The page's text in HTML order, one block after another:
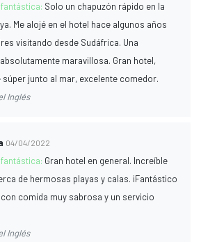
Solo un chapuzón rápido en la
Me alojé en el hotel hace algunos años
visitando desde Sudáfrica. Una
maravillosa. Gran hotel,
súper junto al mar, excelente comedor.
Inglés
04/04/2022
Gran hotel en general. Increíble
de hermosas playas y calas. ¡Fantástico
comida muy sabrosa y un servicio
Inglés